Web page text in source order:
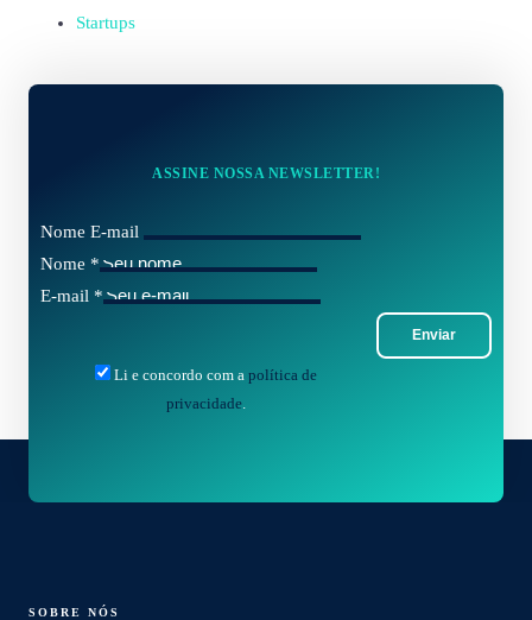
Startups
ASSINE NOSSA NEWSLETTER!
Nome E-mail
Nome *
E-mail *
Enviar
Li e concordo com a política de
privacidade.
SOBRE NÓS